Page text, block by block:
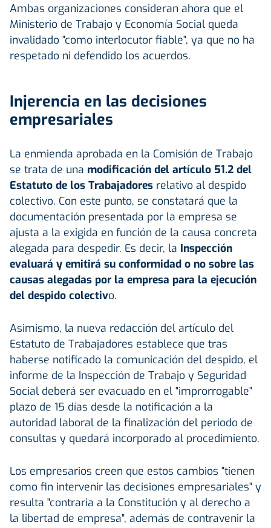
Ambas organizaciones consideran ahora que el
Ministerio de Trabajo y Economía Social queda
invalidado "como interlocutor fiable", ya que no ha
respetado ni defendido los acuerdos.
Injerencia en las decisiones
empresariales
La enmienda aprobada en la Comisión de Trabajo
se trata de una modificación del artículo 51.2 del
Estatuto de los Trabajadores relativo al despido
colectivo. Con este punto, se constatará que la
documentación presentada por la empresa se
ajusta a la exigida en función de la causa concreta
alegada para despedir. Es decir, la Inspección
evaluará y emitirá su conformidad o no sobre las
causas alegadas por la empresa para la ejecución
del despido colectivo.
Asimismo, la nueva redacción del artículo del
Estatuto de Trabajadores establece que tras
haberse notificado la comunicación del despido, el
informe de la Inspección de Trabajo y Seguridad
Social deberá ser evacuado en el "improrrogable"
plazo de 15 días desde la notificación a la
autoridad laboral de la finalización del periodo de
consultas y quedará incorporado al procedimiento.
Los empresarios creen que estos cambios "tienen
como fin intervenir las decisiones empresariales" y
resulta "contraria a la Constitución y al derecho a
la libertad de empresa", además de contravenir la